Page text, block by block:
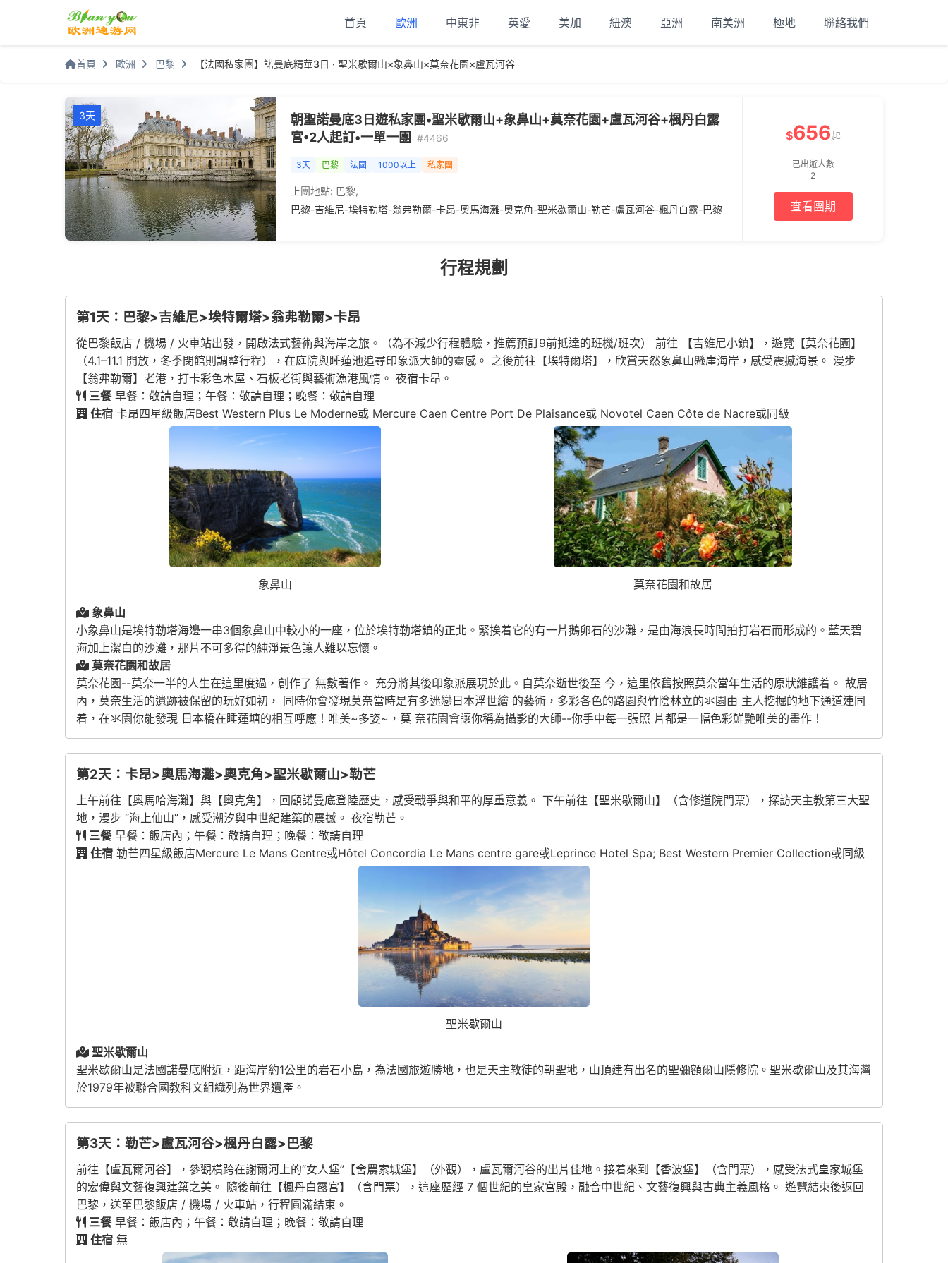
首頁 歐洲 中東非 英愛 美加 紐澳 亞洲 南美洲 極地 聯絡我們
首頁 歐洲 巴黎 【法國私家團】諾曼底精華3日 · 聖米歇爾山×象鼻山×莫奈花園×盧瓦河谷
3天
朝聖諾曼底3日遊私家團•聖米歇爾山+象鼻山+莫奈花園+盧瓦河谷+楓丹白露
宮•2人起訂•一單一團
#4466
3天 巴黎 法國 1000以上 私家團
上團地點: 巴黎,
巴黎-吉維尼-埃特勒塔-翁弗勒爾-卡昂-奧馬海灘-奧克角-聖米歇爾山-勒芒-盧瓦河谷-楓丹白露-巴黎
$656起
已出遊人數
2
查看團期
行程規劃
第1天：巴黎>吉維尼>埃特爾塔>翁弗勒爾>卡昂
從巴黎飯店 / 機場 / 火車站出發，開啟法式藝術與海岸之旅。（為不減少行程體驗，推薦預訂9前抵達的班機/班次） 前往 【吉維尼小鎮】，遊覽【莫奈花園】
（4.1–11.1 開放，冬季閉館則調整行程），在庭院與睡蓮池追尋印象派大師的靈感。 之後前往【埃特爾塔】，欣賞天然象鼻山懸崖海岸，感受震撼海景。 漫步
【翁弗勒爾】老港，打卡彩色木屋、石板老街與藝術漁港風情。 夜宿卡昂。
三餐早餐：敬請自理；午餐：敬請自理；晚餐：敬請自理
住宿 卡昂四星級飯店Best Western Plus Le Moderne或 Mercure Caen Centre Port De Plaisance或 Novotel Caen Côte de Nacre或同級
象鼻山
莫奈花園和故居
象鼻山
小象鼻山是埃特勒塔海邊一串3個象鼻山中較小的一座，位於埃特勒塔鎮的正北。緊挨着它的有一片鵝卵石的沙灘，是由海浪長時間拍打岩石而形成的。藍天碧
海加上潔白的沙灘，那片不可多得的純淨景色讓人難以忘懷。
莫奈花園和故居
莫奈花園--莫奈一半的人生在這里度過，創作了 無數著作。 充分將其後印象派展現於此。自莫奈逝世後至 今，這里依舊按照莫奈當年生活的原狀維護着。 故居
內，莫奈生活的遺跡被保留的玩好如初， 同時你會發現莫奈當時是有多迷戀日本浮世繪 的藝術，多彩各色的路園與竹陰林立的氺園由 主人挖掘的地下通道連同
着，在氺園你能發現 日本橋在睡蓮塘的相互呼應！唯美~多姿~，莫 奈花園會讓你稱為攝影的大師--你手中每一張照 片都是一幅色彩鮮艷唯美的畫作！
第2天：卡昂>奧馬海灘>奧克角>聖米歇爾山>勒芒
上午前往【奧馬哈海灘】與【奧克角】，回顧諾曼底登陸歷史，感受戰爭與和平的厚重意義。 下午前往【聖米歇爾山】（含修道院門票），探訪天主教第三大聖
地，漫步 “海上仙山”，感受潮汐與中世紀建築的震撼。 夜宿勒芒。
三餐早餐：飯店內；午餐：敬請自理；晚餐：敬請自理
住宿 勒芒四星級飯店Mercure Le Mans Centre或Hôtel Concordia Le Mans centre gare或Leprince Hotel Spa; Best Western Premier Collection或同級
聖米歇爾山
聖米歇爾山
聖米歇爾山是法國諾曼底附近，距海岸約1公里的岩石小島，為法國旅遊勝地，也是天主教徒的朝聖地，山頂建有出名的聖彌額爾山隱修院。聖米歇爾山及其海灣
於1979年被聯合國教科文組織列為世界遺產。
第3天：勒芒>盧瓦河谷>楓丹白露>巴黎
前往【盧瓦爾河谷】，參觀橫跨在謝爾河上的“女人堡”【舍農索城堡】（外觀），盧瓦爾河谷的出片佳地。接着來到【香波堡】（含門票），感受法式皇家城堡
的宏偉與文藝復興建築之美。 隨後前往【楓丹白露宮】（含門票），這座歷經 7 個世紀的皇家宮殿，融合中世紀、文藝復興與古典主義風格。 遊覽結束後返回
巴黎，送至巴黎飯店 / 機場 / 火車站，行程圓滿結束。
三餐早餐：飯店內；午餐：敬請自理；晚餐：敬請自理
住宿 無